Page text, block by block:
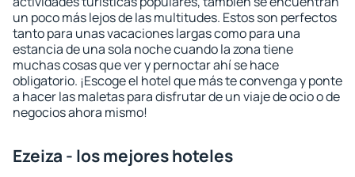
un poco más lejos de las multitudes. Estos son perfectos
tanto para unas vacaciones largas como para una
estancia de una sola noche cuando la zona tiene
muchas cosas que ver y pernoctar ahí se hace
obligatorio. ¡Escoge el hotel que más te convenga y ponte
a hacer las maletas para disfrutar de un viaje de ocio o de
negocios ahora mismo!
Ezeiza - los mejores hoteles